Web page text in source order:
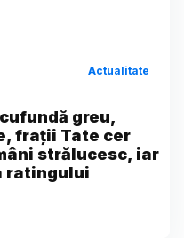
Actualitate
greu,
frații Tate cer
strălucesc, iar
ratingului